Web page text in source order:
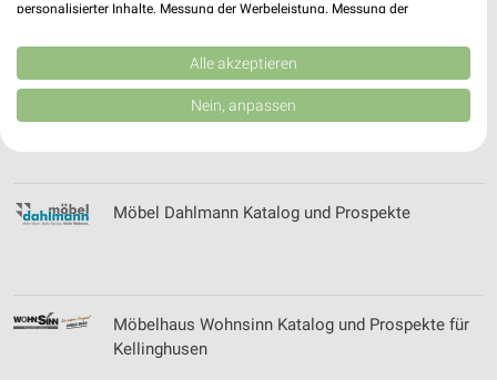
Möbel Brügge Katalog und Prospekte für
Neumünster
Möbel Dahlmann Katalog und Prospekte
Möbelhaus Wohnsinn Katalog und Prospekte für
Kellinghusen
personalisierter Inhalte. Messung der Werbeleistung. Messung der
Kombinationen von Daten aus verschiedenen Quellen. Entwicklung und
Verbesserung der Angebote. Verwendung reduzierter Daten zur Auswahl
von Inhalten.
Daten können außerhalb der Europäischen Union weitergegeben und in die
USA gesendet werden.
Website/App.
Wir nutzen Ihre Daten für folgende Zwecke:
Verwendung reduzierter Daten zur Auswahl von
Werbeanzeigen
Alle akzeptieren
Nein, anpassen